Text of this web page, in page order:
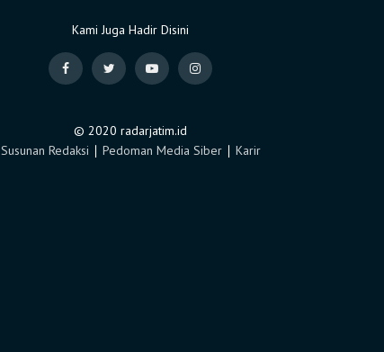
Kami Juga Hadir Disini
© 2020 radarjatim.id
Susunan Redaksi ∣ Pedoman Media Siber∣ Karir